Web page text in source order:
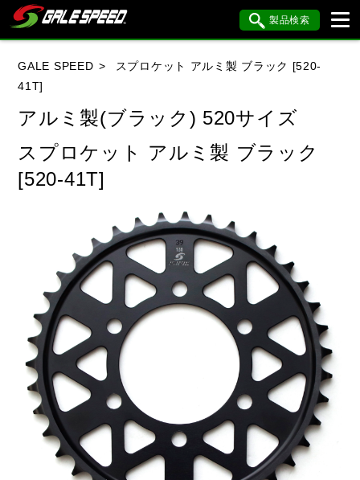
製品検索
HONDA YAMAHA SUZUKI
KAWASAKI
KTM
閉じる
GALE SPEED
スプロケット アルミ製 ブラック [520-
41T]
アルミ製(ブラック) 520サイズ
スプロケット アルミ製 ブラック
[520-41T]